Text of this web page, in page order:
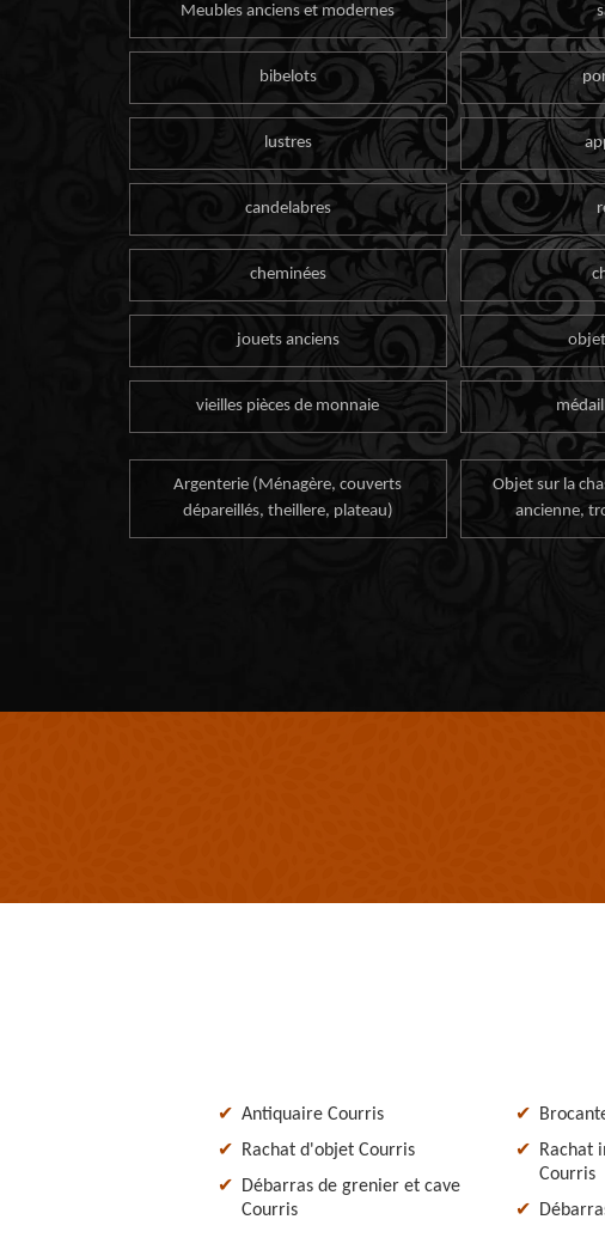
Meubles anciens et modernes
bibelots
lustres
candelabres
cheminées
jouets anciens
vieilles pièces de monnaie
Argenterie (Ménagère, couverts
dépareillés, theillere, plateau)
Objet sur la
ancienne,
Antiquaire Courris
Rachat d'objet Courris
Débarras de grenier et cave
Courris
Rachat
Courris